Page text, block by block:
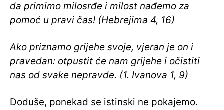
da primimo milosrđe i milost nađemo za
pomoć u pravi čas! (Hebrejima 4, 16)
Ako priznamo grijehe svoje, vjeran je on i
pravedan: otpustit će nam grijehe i očistiti
nas od svake nepravde. (1. Ivanova 1, 9)
Doduše, ponekad se istinski ne pokajemo.